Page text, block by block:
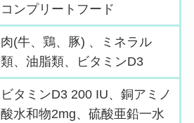
コンプリートフード
肉(牛、鶏、豚) 、ミネラル
類、油脂類、ビタミンD3
ビタミンD3 200 IU、銅アミノ
酸水和物2mg、硫酸亜鉛一水